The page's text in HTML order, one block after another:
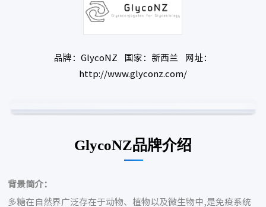
品牌：GlycoNZ 国家：新西兰 网址：
http://www.glyconz.com/
GlycoNZ品牌介绍
背景简介：
多糖在自然界广泛存在于动物、植物以及微生物中,是免疫系统